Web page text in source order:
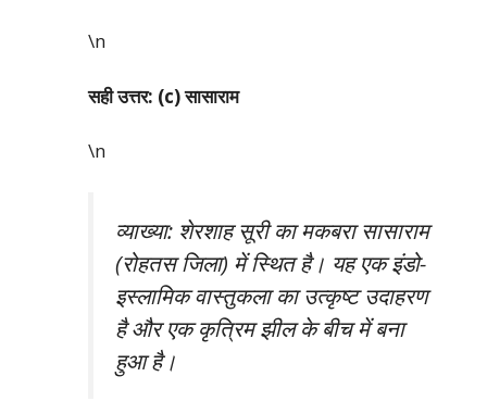
\n
सही उत्तर: (c) सासाराम
\n
व्याख्या: शेरशाह सूरी का मकबरा सासाराम
(रोहतस जिला) में स्थित है। यह एक इंडो-
इस्लामिक वास्तुकला का उत्कृष्ट उदाहरण
है और एक कृत्रिम झील के बीच में बना
हुआ है।